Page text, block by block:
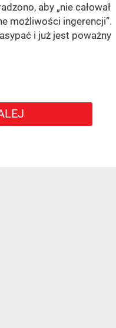
aby „nie całował
możliwości ingerencji”.
i już jest poważny